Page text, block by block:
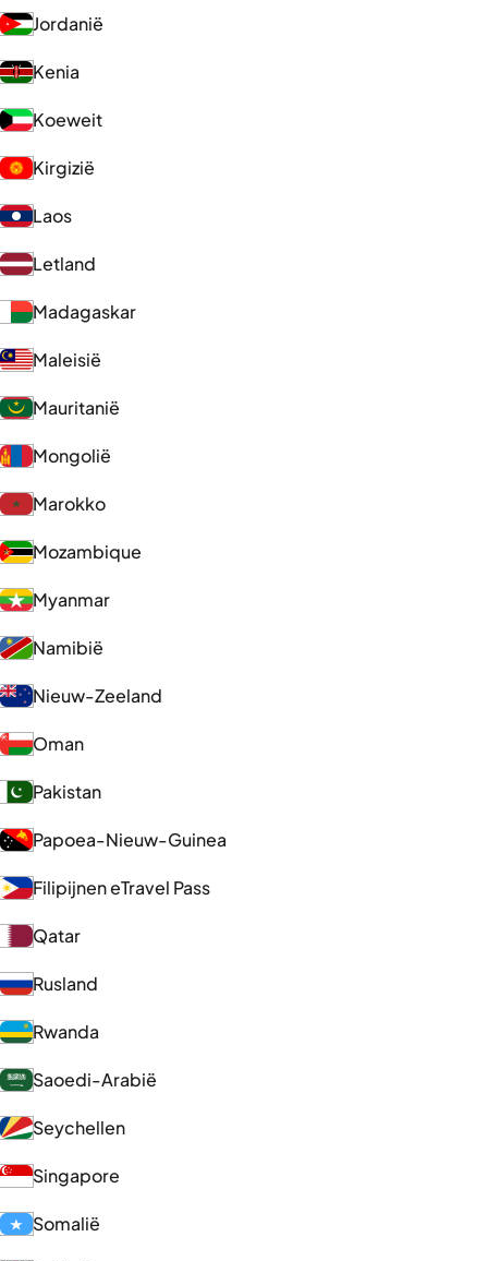
Jordanië
Kenia
Koeweit
Kirgizië
Laos
Letland
Madagaskar
Maleisië
Mauritanië
Mongolië
Marokko
Mozambique
Myanmar
Namibië
Nieuw-Zeeland
Oman
Pakistan
Papoea-Nieuw-Guinea
Filipijnen eTravel Pass
Qatar
Rusland
Rwanda
Saoedi-Arabië
Seychellen
Singapore
Somalië